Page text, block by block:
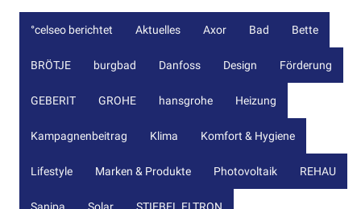
°celseo berichtet Aktuelles Axor Bad Bette
BRÖTJE burgbad Danfoss Design Förderung
GEBERIT GROHE hansgrohe Heizung
Kampagnenbeitrag Klima Komfort & Hygiene
Lifestyle Marken & Produkte Photovoltaik REHAU